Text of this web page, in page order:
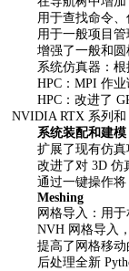
用于查找命令、
用于一般项目管
增强了一般和圆
系统仿真器：根
HPC：MPI 作业
HPC：改进了
NVIDIA RTX 系列
系统装配和建模
扩展了现有仿真
改进了对 3D 仿
通过一键操作将
Meshing
网格导入：用于
NVH 网格导入，
提高了网格移动
后处理全新